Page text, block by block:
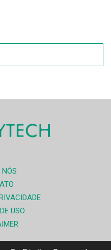
NÓS
USO